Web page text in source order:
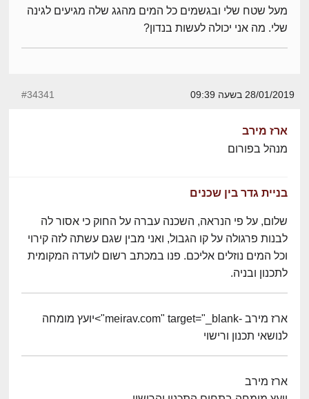
מעל שטח שלי ובגשמים כל המים מהגג שלה מגיעים לגינה
שלי. מה אני יכולה לעשות בנדון?
28/01/2019 בשעה 09:39 #34341
ארז מירב
מנהל בפורום
בניית גדר בין שכנים
שלום, על פי הנראה, השכנה עברה על החוק כי אסור לה
לבנות פרגולה על קו הגבול, ואני מבין שגם עשתה לזה קירוי
וכל המים נוזלים אליכם. פנו במכתב רשום לועדה המקומית
לתכנון ובניה.
ארז מירב -meirav.com" target="_blank">יועץ מומחה
לנושאי תכנון ורישוי
ארז מירב